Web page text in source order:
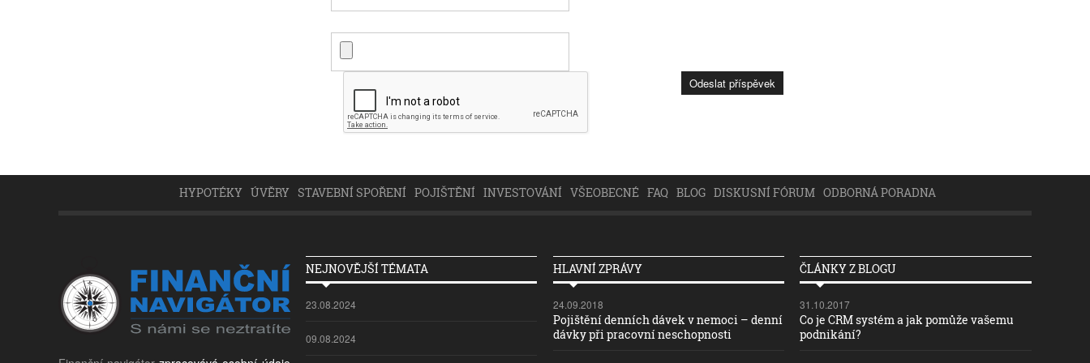
HYPOTÉKY ÚVĚRY STAVEBNÍ SPOŘENÍ POJIŠTĚNÍ INVESTOVÁNÍ VŠEOBECNÉ FAQ BLOG DISKUSNÍ FÓRUM ODBORNÁ PORADNA
NEJNOVĚJŠÍ TÉMATA
23.08.2024
09.08.2024
HLAVNÍ ZPRÁVY
24.09.2018
Pojištění denních dávek v nemoci – denní
dávky při pracovní neschopnosti
ČLÁNKY Z BLOGU
31.10.2017
Co je CRM systém a jak pomůže vašemu
podnikání?